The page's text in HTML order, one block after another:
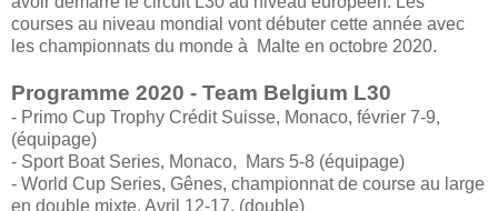
courses au niveau mondial vont débuter cette année avec
les championnats du monde à Malte en octobre 2020.
Programme 2020 - Team Belgium L30
- Primo Cup Trophy Crédit Suisse, Monaco, février 7-9,
(équipage)
- Sport Boat Series, Monaco, Mars 5-8 (équipage)
- World Cup Series, Gênes, championnat de course au large
en double mixte, Avril 12-17, (double)